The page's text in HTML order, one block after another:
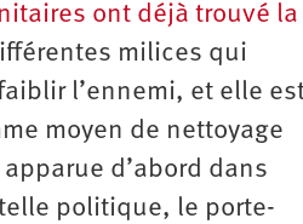
ont déjà trouvé la
milices qui
l’ennemi, et elle
moyen de nettoyage
d’abord dans
politique, le porte-